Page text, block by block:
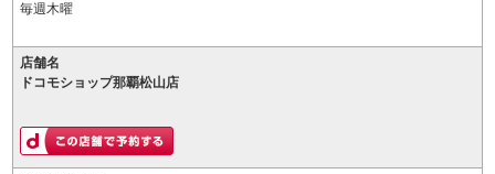
毎週木曜
店舗名
ドコモショップ那覇松山店